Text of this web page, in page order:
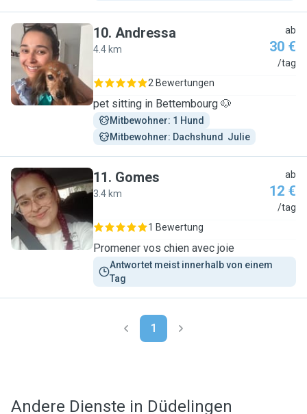
A
10. Andressa
4.4 km
ab
30 €
/tag
2 Bewertungen
pet sitting in Bettembourg 🐶
Mitbewohner: 1 Hund
Mitbewohner: Dachshund  Julie
G
11. Gomes
3.4 km
ab
12 €
/tag
1 Bewertung
Promener vos chien avec joie
Antwortet meist innerhalb von einem
Tag
1
Andere Dienste in Düdelingen